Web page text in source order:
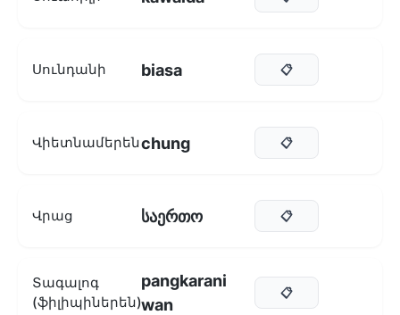
Սունդանի biasa 📋
Վիետնամերենchung 📋
Վրաց საერთო 📋
Տագալոգ
(ֆիլիպիներեն)
pangkarani
wan
📋